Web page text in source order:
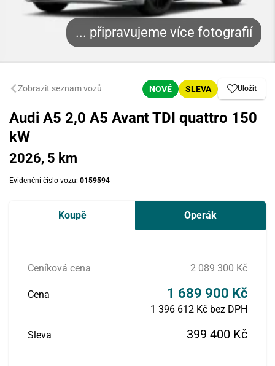
Zobrazit seznam vozů NOVÉ SLEVA Uložit
Audi A5 2,0 A5 Avant TDI quattro 150
kW
2026, 5 km
Evidenční číslo vozu: 0159594
Koupě Operák
Ceníková cena 2 089 300 Kč
Cena 1 689 900 Kč
1 396 612 Kč bez DPH
Sleva 399 400 Kč